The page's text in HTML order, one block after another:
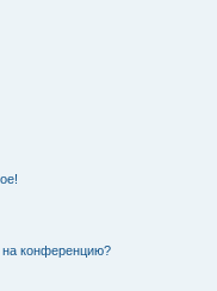
на конференцию?